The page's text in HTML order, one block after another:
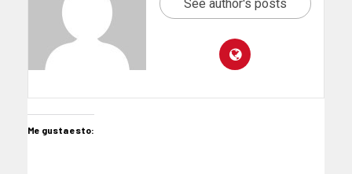
See author's posts
Me gusta esto: